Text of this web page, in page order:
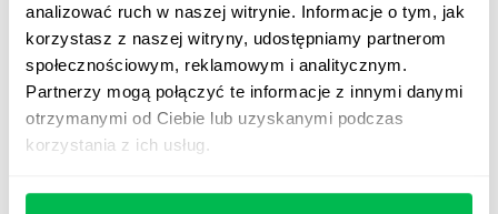
analizować ruch w naszej witrynie. Informacje o tym, jak
korzystasz z naszej witryny, udostępniamy partnerom
społecznościowym, reklamowym i analitycznym.
Partnerzy mogą połączyć te informacje z innymi danymi
otrzymanymi od Ciebie lub uzyskanymi podczas
korzystania z ich usług.
N –next – oczekiwania wobec przyszłości.
Jak zbudować kulturę
feedbacku w organizacji?